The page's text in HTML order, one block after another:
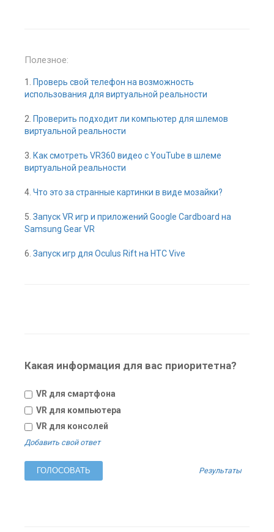
Полезное:
1.
Проверь свой телефон на возможность
использования для виртуальной реальности
2. Проверить подходит ли компьютер для шлемов
виртуальной реальности
3. Как смотреть VR360 видео с YouTube в шлеме
виртуальной реальности
4. Что это за странные картинки в виде мозайки?
5. Запуск VR игр и приложений Google Cardboard на
Samsung Gear VR
6. Запуск игр для Oculus Rift на HTC Vive
Какая информация для вас приоритетна?
VR для смартфона
VR для компьютера
VR для консолей
Добавить свой ответ
Результаты